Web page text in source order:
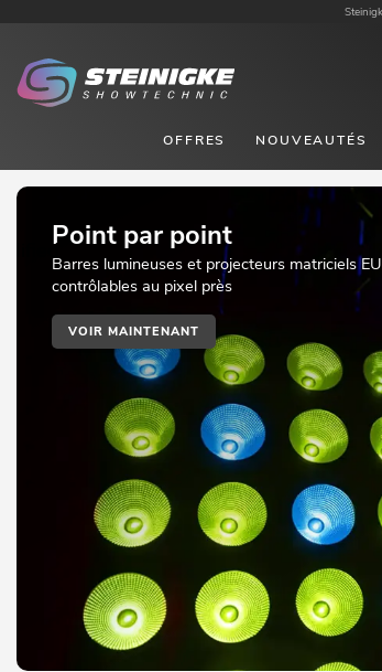
OFFRES NOUVEAUTÉS
Point par point
Barres lumineuses et projecteurs matriciels
contrôlables au pixel près
VOIR MAINTENANT